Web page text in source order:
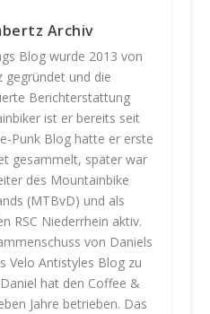
Archiv
Blog wurde 2013 von
gegründet und die
Berichterstattung
ist er bereits seit
Punk Blog hatte er erste
gesammelt, später war
des Mountainbike
(MTBvD) und als
RSC Niederrhein aktiv.
von Daniels
Velo Antistyles Blog zu
hat den Coffee &
Jahre betrieben. Das